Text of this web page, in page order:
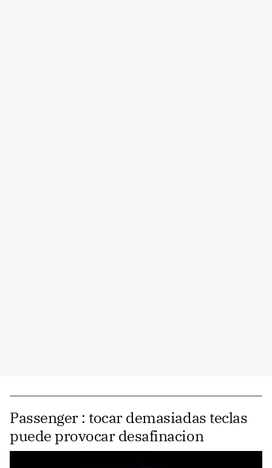
Passenger : tocar demasiadas teclas
puede provocar desafinacion